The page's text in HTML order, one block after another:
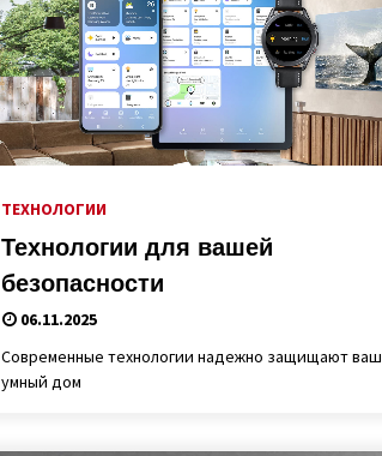
ТЕХНОЛОГИИ
Технологии для вашей
безопасности
06.11.2025
Современные технологии надежно защищают ваш
умный дом